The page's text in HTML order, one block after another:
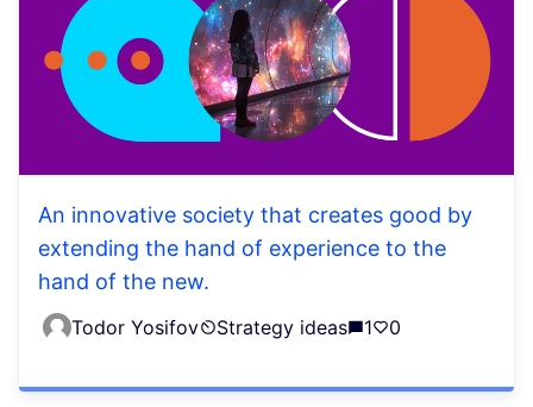
An innovative society that creates good by
extending the hand of experience to the
hand of the new.
Todor Yosifov Strategy ideas 1 0